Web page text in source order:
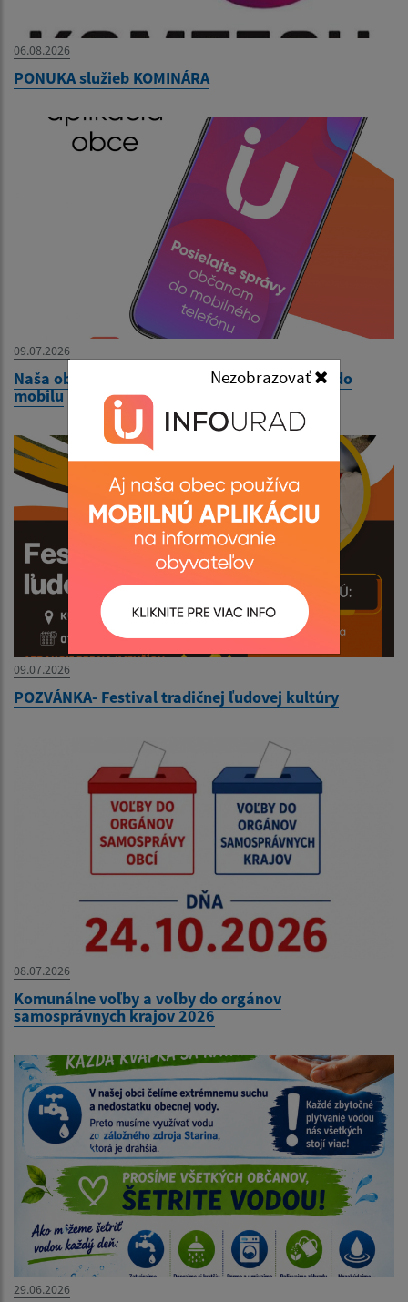
Nezobrazovať
06.08.2026
PONUKA služieb KOMINÁRA
09.07.2026
Naša obec má novú aplikáciu. Stiahnite si ju do
mobilu
09.07.2026
POZVÁNKA- Festival tradičnej ľudovej kultúry
08.07.2026
Komunálne voľby a voľby do orgánov
samosprávnych krajov 2026
29.06.2026